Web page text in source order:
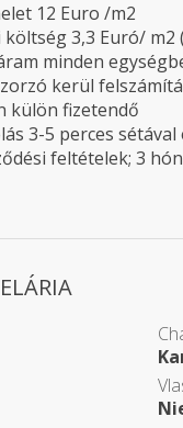
12 Euro /m2
3,3 Euró/
minden
kerül
külön fizetendő
3-5 perces
feltételek; 3